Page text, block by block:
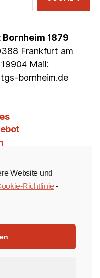
1879
Frankfurt am
Mail:
bornheim.de
YouTube
Website und
Richtlinie-